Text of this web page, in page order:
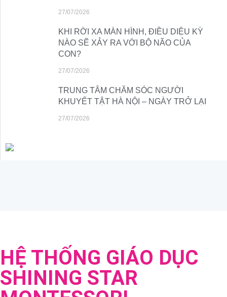
27/07/2026
KHI RỜI XA MÀN HÌNH, ĐIỀU DIỆU KỲ
NÀO SẼ XẢY RA VỚI BỘ NÃO CỦA
CON?
27/07/2026
TRUNG TÂM CHĂM SÓC NGƯỜI
KHUYẾT TẬT HÀ NỘI – NGÀY TRỞ LẠI
27/07/2026
HỆ THỐNG GIÁO DỤC
SHINING STAR